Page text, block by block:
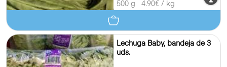
500 g
4.90€ / kg
Lechuga Baby, bandeja de 3
uds.